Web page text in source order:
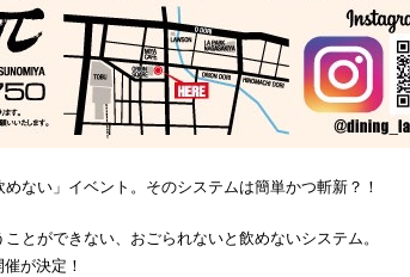
ない」イベント。そのシステムは簡単かつ斬新？！
とができない、おごられないと飲めないシステム。
が決定！